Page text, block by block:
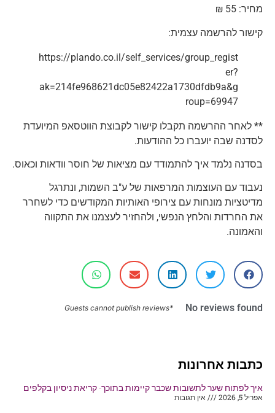
כתבות אחרונות
איך לפתוח שער לתשובות שכבר קיימות בתוכך- קריאת ניסיון בקלפים
אפריל 5, 2026
אין תגובות
מחיר: 55 ₪
קישור להרשמה עצמית:
https://plando.co.il/self_services/group_regist
er?
ak=214fe968621dc05e82422a1730dfdb9a&g
roup=69947
** לאחר ההרשמה תקבלו קישור לקבוצת הווטסאפ המיועדת
לסדנה שבה יועברו כל ההודעות.
בסדנה נלמד איך להתמודד עם מציאות של חוסר וודאות וכאוס.
נעבוד עם העוצמות המרפאות של ע"ב השמות, ונתרגל
מדיטציות מונחות עם צירופי האותיות המקודשים כדי לשחרר
את החרדות והלחץ הנפשי, ולהחזיר לעצמנו את התקווה
והאמונה.
No reviews found
*Guests cannot publish reviews